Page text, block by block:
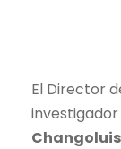
El Director
investigador